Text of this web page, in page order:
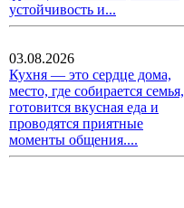
устойчивость и...
03.08.2026
Кухня — это сердце дома,
место, где собирается семья,
готовится вкусная еда и
проводятся приятные
моменты общения....